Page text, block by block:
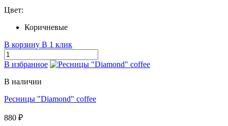
Цвет:
Коричневые
В корзину В 1 клик
В избранное
В наличии
Ресницы "Diamond" coffee
880 ₽